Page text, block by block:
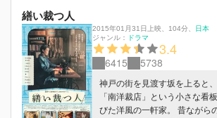
繕い裁つ人
2015年01月31日上映 104分
日本
ジャンル：
ドラマ
3.4
6415 5738
神戸の街を見渡す坂を上ると
「南洋裁店」という小さな看
びた洋風の一軒家。 昔ながら